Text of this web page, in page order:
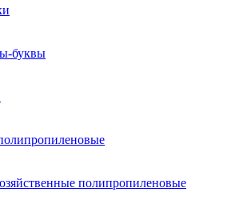
буквы
полипропиленовые